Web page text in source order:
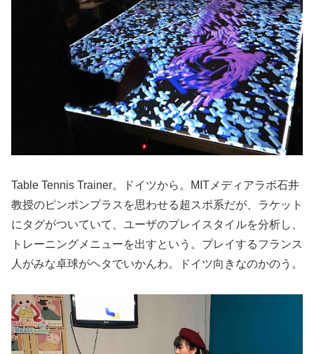
Table Tennis Trainer。ドイツから。MITメディアラボ石井
教授のピンポンプラスを思わせる超スポ系だが、ラケット
にタグがついていて、ユーザのプレイスタイルを分析し、
トレーニングメニューを出すという。プレイするフランス
人がみな卓球がヘタでいかんわ。ドイツ向きなのかのう。